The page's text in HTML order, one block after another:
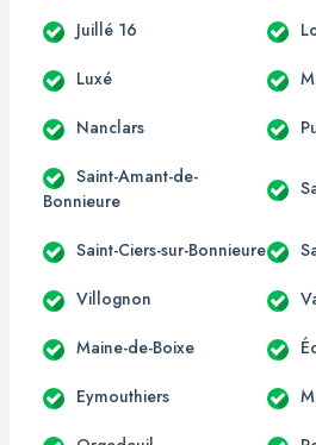
Juillé 16
Luxé
Nanclars
Saint-Amant-de-
Bonnieure
Saint-Ciers-sur-Bonnieure
Villognon
Maine-de-Boixe
Eymouthiers